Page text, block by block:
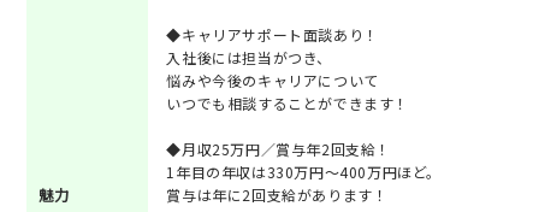
魅力
◆キャリアサポート面談あり！
入社後には担当がつき、
悩みや今後のキャリアについて
いつでも相談することができます！
◆月収25万円／賞与年2回支給！
1年目の年収は330万円～400万円ほど。
賞与は年に2回支給があります！